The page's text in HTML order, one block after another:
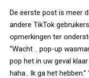
De eerste post is meer
andere TikTok
opmerkingen ter
“Wacht .. pop-up
pop het in uw geval
haha.. Ik ga het